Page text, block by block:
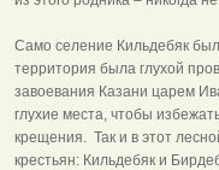
Само селение Кильдебяк
территория была глухой
завоевания Казани царем
глухие места, чтобы
крещения. Так и в этот
крестьян: Кильдебяк и